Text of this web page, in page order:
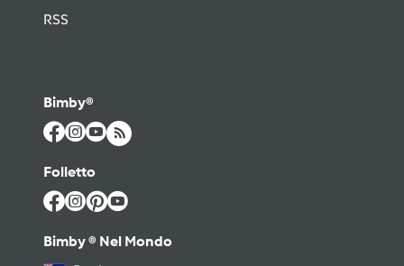
RSS
Bimby®
Folletto
Bimby ® Nel Mondo